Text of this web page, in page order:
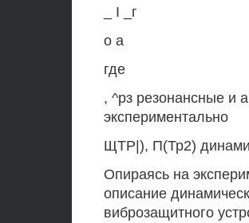
_ I _г
о а
где
, ^рз резонансные и
экспериментально
ЩТР|), П(Тр2)
Опираясь на
описание
виброзащитного